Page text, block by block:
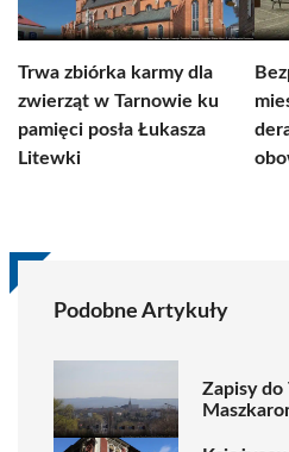
Trwa zbiórka karmy dla
zwierząt w Tarnowie ku
pamięci posła Łukasza
Litewki
Podobne Artykuły
Zapisy do